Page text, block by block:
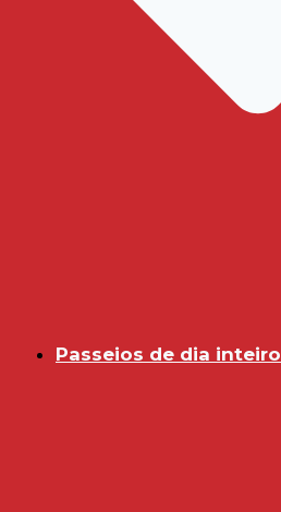
Passeios de dia inteiro